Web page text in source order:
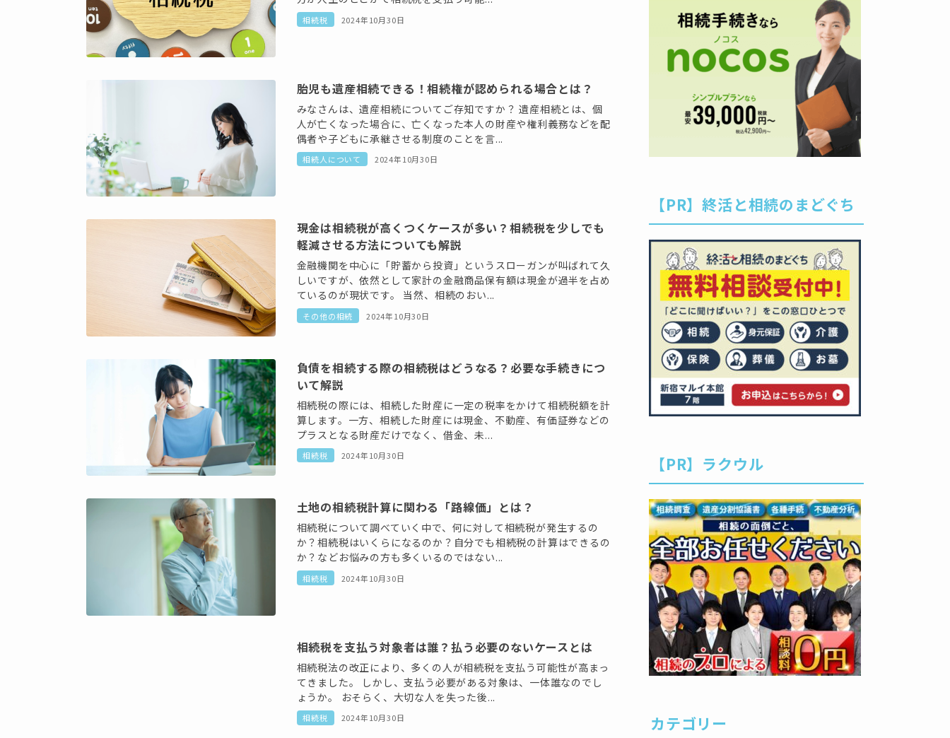
2024年10月30日
相続税
胎児も遺産相続できる！相続権が認められる場合とは？
みなさんは、遺産相続についてご存知ですか？ 遺産相続とは、個
人が亡くなった場合に、亡くなった本人の財産や権利義務などを配
偶者や子どもに承継させる制度のことを言...
2024年10月30日
相続人について
現金は相続税が高くつくケースが多い？相続税を少しでも
軽減させる方法についても解説
金融機関を中心に「貯蓄から投資」というスローガンが叫ばれて久
しいですが、依然として家計の金融商品保有額は現金が過半を占め
ているのが現状です。 当然、相続のおい...
2024年10月30日
その他の相続
負債を相続する際の相続税はどうなる？必要な手続きにつ
いて解説
相続税の際には、相続した財産に一定の税率をかけて相続税額を計
算します。一方、相続した財産には現金、不動産、有価証券などの
プラスとなる財産だけでなく、借金、未...
2024年10月30日
相続税
土地の相続税計算に関わる「路線価」とは？
相続税について調べていく中で、何に対して相続税が発生するの
か？相続税はいくらになるのか？自分でも相続税の計算はできるの
か？などお悩みの方も多くいるのではない...
2024年10月30日
相続税
相続税を支払う対象者は誰？払う必要のないケースとは
相続税法の改正により、多くの人が相続税を支払う可能性が高まっ
てきました。 しかし、支払う必要がある対象は、一体誰なのでし
ょうか。 おそらく、大切な人を失った後...
2024年10月30日
相続税
【PR】終活と相続のまどぐち
【PR】ラクウル
カテゴリー